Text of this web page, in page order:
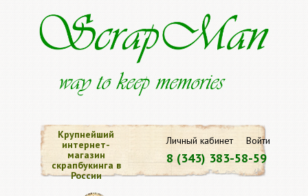
Личный кабинет Войти
8 (343) 383-58-59
Крупнейший
интернет-
магазин
скрапбукинга в
России